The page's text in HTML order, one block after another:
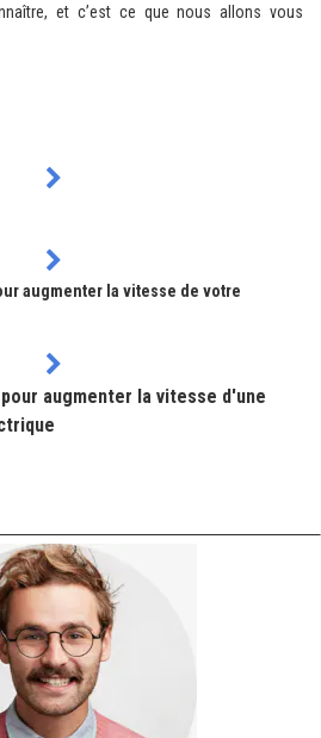
et c’est ce que nous allons vous
augmenter la vitesse de votre
augmenter la vitesse d'une